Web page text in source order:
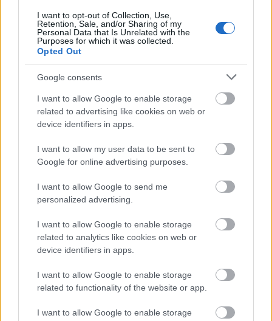
I want to opt-out of Collection, Use,
Retention, Sale, and/or Sharing of my
Personal Data that Is Unrelated with the
Purposes for which it was collected.
Opted Out
Google consents
I want to allow Google to enable storage
related to advertising like cookies on web or
device identifiers in apps.
I want to allow my user data to be sent to
Google for online advertising purposes.
I want to allow Google to send me
personalized advertising.
I want to allow Google to enable storage
related to analytics like cookies on web or
device identifiers in apps.
I want to allow Google to enable storage
related to functionality of the website or app.
I want to allow Google to enable storage
A beugró tér után áll a Törvényszék nagy,
századfordulós épülete. Az úthoz hasonlóan ezt is
felújítják, a főhomlokzat egyharmadával a kép
elkészültéig már végeztek is.
Az épülettel szemben is folyik a munka. A